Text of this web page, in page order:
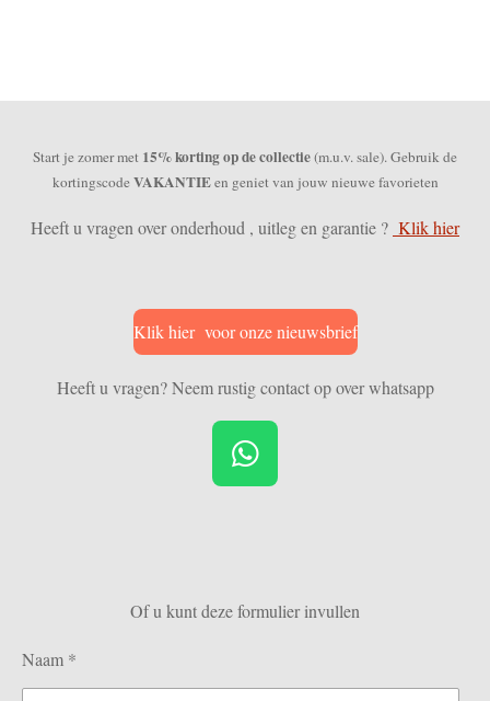
Start je zomer met 15% korting op de collectie(m.u.v. sale). Gebruik de
kortingscodeVAKANTIEen geniet van jouw nieuwe favorieten
Heeft u vragen over onderhoud , uitleg en garantie ? Klik hier
Klik hier voor onze nieuwsbrief
Heeft u vragen? Neem rustig contact op over whatsapp
W
h
A
p
Of u kunt deze formulier invullen
Naam *